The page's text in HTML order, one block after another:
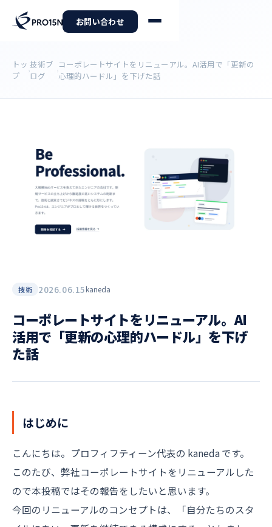
お問い合わせ
トッ
プ
›技術ブ
ログ
›コーポレートサイトをリニューアル。AI活用で「更新の
心理的ハードル」を下げた話
技術 2026.06.15kaneda
コーポレートサイトをリニューアル。AI
活用で「更新の心理的ハードル」を下げ
た話
はじめに
こんにちは。プロフィフティーン代表の kaneda です。
このたび、弊社コーポレートサイトをリニューアルした
ので本投稿ではその報告をしたいと思います。
今回のリニューアルのコンセプトは、「自分たちのスタ